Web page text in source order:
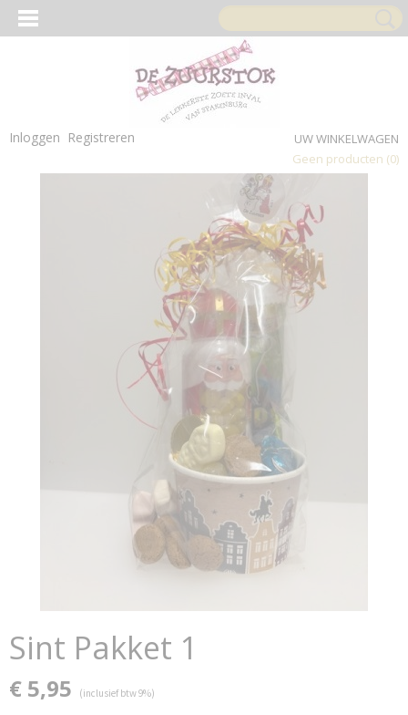
Inloggen Registreren
UW WINKELWAGEN
Geen producten (0)
Sint Pakket 1
€ 5,95 (inclusief btw 9%)